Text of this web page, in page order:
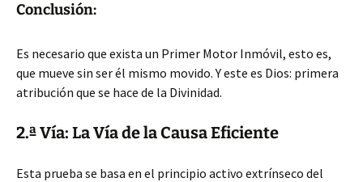
Conclusión:
Es necesario que exista un Primer Motor Inmóvil, esto es,
que mueve sin ser él mismo movido. Y este es Dios: primera
atribución que se hace de la Divinidad.
2.ª Vía: La Vía de la Causa Eficiente
Esta prueba se basa en el principio activo extrínseco del